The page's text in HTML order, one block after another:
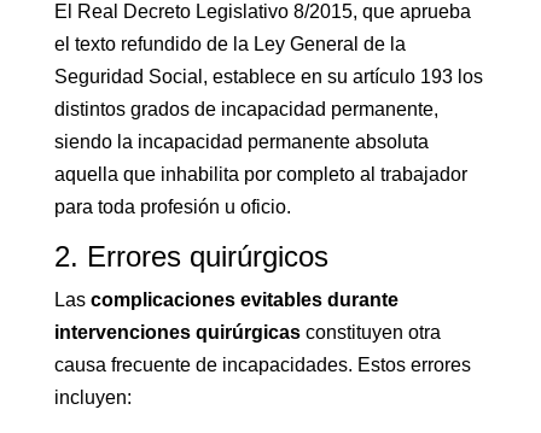
El Real Decreto Legislativo 8/2015, que aprueba
el texto refundido de la Ley General de la
Seguridad Social, establece en su artículo 193 los
distintos grados de incapacidad permanente,
siendo la incapacidad permanente absoluta
aquella que inhabilita por completo al trabajador
para toda profesión u oficio.
2. Errores quirúrgicos
Las complicaciones evitables durante
intervenciones quirúrgicasconstituyen otra
causa frecuente de incapacidades. Estos errores
incluyen: